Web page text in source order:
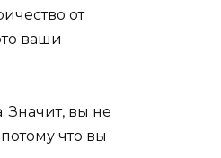
от
ваши
Значит, вы не
что вы